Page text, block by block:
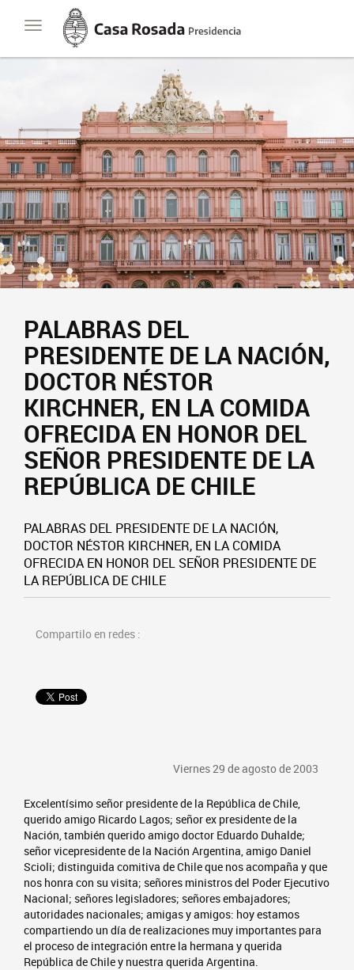
Toggle
navigation
Casa
Rosada
Presidencia
de
PALABRAS DEL
PRESIDENTE DE LA NACIÓN,
DOCTOR NÉSTOR
KIRCHNER, EN LA COMIDA
OFRECIDA EN HONOR DEL
SEÑOR PRESIDENTE DE LA
REPÚBLICA DE CHILE
PALABRAS DEL PRESIDENTE DE LA NACIÓN,
DOCTOR NÉSTOR KIRCHNER, EN LA COMIDA
OFRECIDA EN HONOR DEL SEÑOR PRESIDENTE DE
LA REPÚBLICA DE CHILE
Compartilo en redes :
Viernes 29 de agosto de 2003
Excelentísimo señor presidente de la República de Chile,
querido amigo Ricardo Lagos; señor ex presidente de la
Nación, también querido amigo doctor Eduardo Duhalde;
señor vicepresidente de la Nación Argentina, amigo Daniel
Scioli; distinguida comitiva de Chile que nos acompaña y que
nos honra con su visita; señores ministros del Poder Ejecutivo
Nacional; señores legisladores; señores embajadores;
autoridades nacionales; amigas y amigos: hoy estamos
compartiendo un día de realizaciones muy importantes para
el proceso de integración entre la hermana y querida
República de Chile y nuestra querida Argentina.